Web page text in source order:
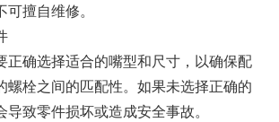
擅自维修。
正确选择适合的嘴型和尺寸，以确保配
螺栓之间的匹配性。如果未选择正确的
致零件损坏或造成安全事故。